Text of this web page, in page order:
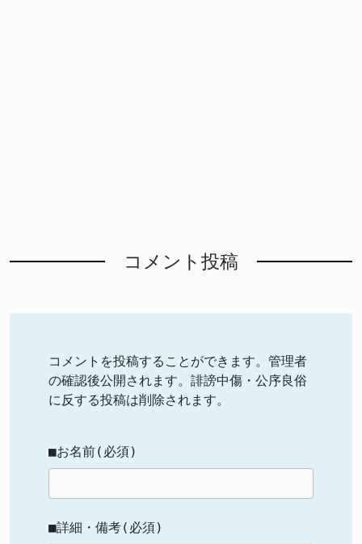
コメント投稿
コメントを投稿することができます。管理者
の確認後公開されます。誹謗中傷・公序良俗
に反する投稿は削除されます。
■お名前(必須)
■詳細・備考(必須)